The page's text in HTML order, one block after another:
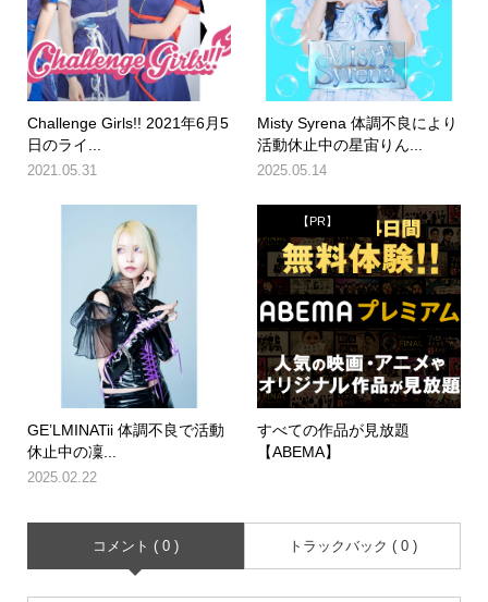
Challenge Girls!! 2021年6月5
日のライ...
2021.05.31
Misty Syrena 体調不良により
活動休止中の星宙りん...
2025.05.14
GE’LMINATii 体調不良で活動
休止中の凜...
2025.02.22
【PR】
すべての作品が見放題
【ABEMA】
コメント ( 0 ) トラックバック ( 0 )